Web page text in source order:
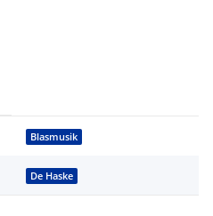
Blasmusik
De Haske